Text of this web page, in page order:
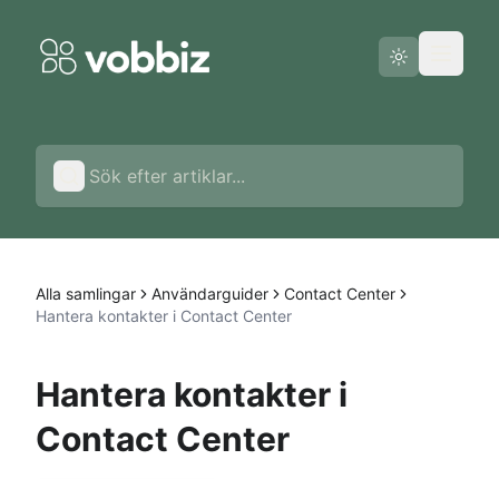
Svenska
Alla samlingar Användarguider
Contact Center
Hantera kontakter i Contact Center
Hantera kontakter i
Contact Center